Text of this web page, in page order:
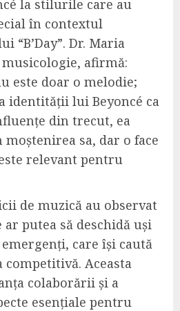
la stilurile care au
în contextul
“B’Day”. Dr. Maria
afirmă:
este doar o melodie;
identității lui Beyoncé ca
din trecut, ea
sa, dar o face
relevant pentru
de muzică au observat
ar putea să deschidă uși
care își caută
Aceasta
colaborării și a
esențiale pentru